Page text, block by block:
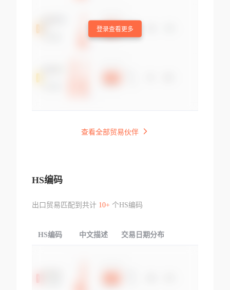
登录查看更多
查看全部贸易伙伴
HS编码
出口贸易匹配到共计 10+个HS编码
HS编码 中文描述 交易日期分布